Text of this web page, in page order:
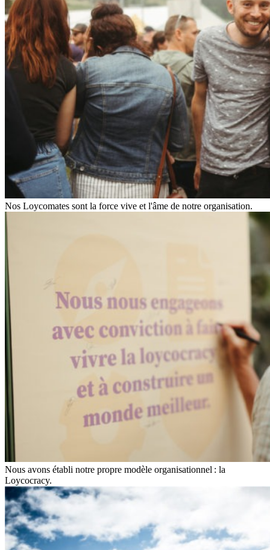
Nos Loycomates sont la force vive et l'âme de notre organisation.
Nous avons établi notre propre modèle organisationnel : la
Loycocracy.